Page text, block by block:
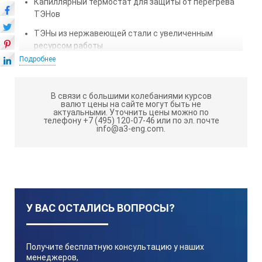
ТЭНов
ТЭНы из нержавеющей стали с увеличенным
ресурсом работы
Все детали, соприкасающиеся с водой и паром
Возможность доступа к испарителю для очистки от
накипи и мойки без инструмента, через
легкосъемную крышку
Все необходимое для подключения дистиллятора
(шланги, хомуты и т.д.) входит в комплект поставки
Гарантийный срок эксплуатации — 2 года
ТЕХНИЧЕСКИЕ ХАРАКТЕРИСТИКИListon A 1204:
Подробнее
В связи с большими колебаниями курсов
валют цены на сайте могут быть не
актуальными. Уточнить цены можно по
телефону +7 (495) 120-07-46 или по эл. почте
info@a3-eng.com.
У ВАС ОСТАЛИСЬ ВОПРОСЫ?
Получите бесплатную консультацию у наших
менеджеров,